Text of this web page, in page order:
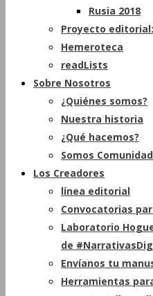
Rusia 2018
Proyecto
Hemeroteca
readLists
Sobre Nosotros
¿Quiénes somos?
Nuestra historia
¿Qué hacemos?
Somos Comunidad
Los Creadores
línea editorial
Convocatorias
Laboratorio
de
Envíanos tu
Herramientas